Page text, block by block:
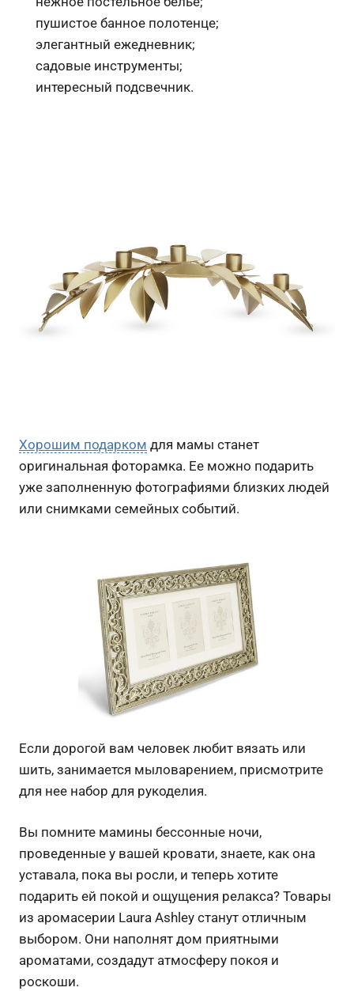
пушистое банное полотенце;
элегантный ежедневник;
садовые инструменты;
интересный подсвечник.
Хорошим подарком для мамы станет
оригинальная фоторамка. Ее можно подарить
уже заполненную фотографиями близких людей
или снимками семейных событий.
Если дорогой вам человек любит вязать или
шить, занимается мыловарением, присмотрите
для нее набор для рукоделия.
Вы помните мамины бессонные ночи,
проведенные у вашей кровати, знаете, как она
уставала, пока вы росли, и теперь хотите
подарить ей покой и ощущения релакса? Товары
из аромасерии Laura Ashley станут отличным
выбором. Они наполнят дом приятными
ароматами, создадут атмосферу покоя и
роскоши.